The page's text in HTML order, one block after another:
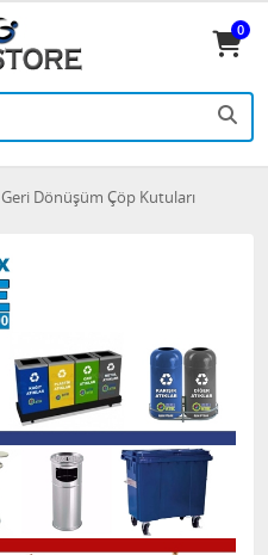
0
Geri Dönüşüm Çöp Kutuları